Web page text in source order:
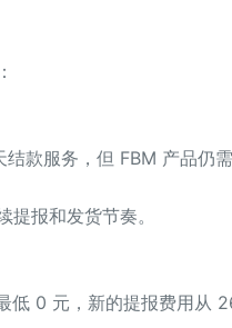
款服务，但 FBM 产品仍
报和发货节奏。
0 元，新的提报费用从